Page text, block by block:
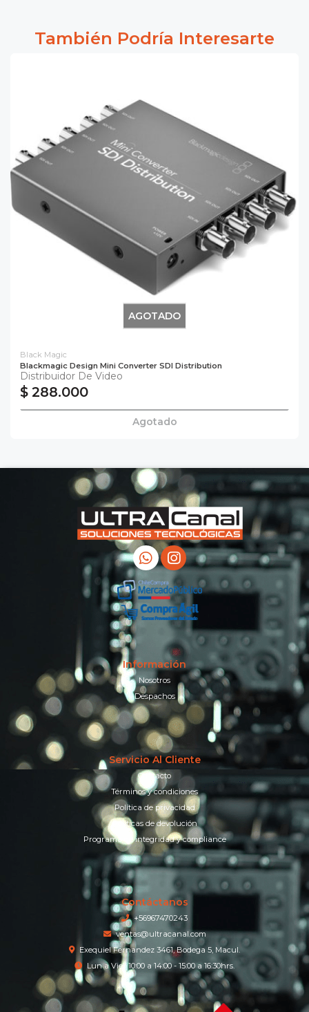
También Podría Interesarte
AGOTADO
Black Magic
Blackmagic Design Mini Converter SDI Distribution
Distribuidor De Video
$ 288.000
Agotado
Información
Nosotros
Despachos
Servicio Al Cliente
Contacto
Términos y condiciones
Política de privacidad
Políticas de devolución
Programa de integridad y compliance
Contáctanos
+56967470243
ventas@ultracanal.com
Exequiel Fernandez 3461, Bodega 5, Macul.
Lun a Vier 10:00 a 14:00 - 15:00 a 16:30hrs.